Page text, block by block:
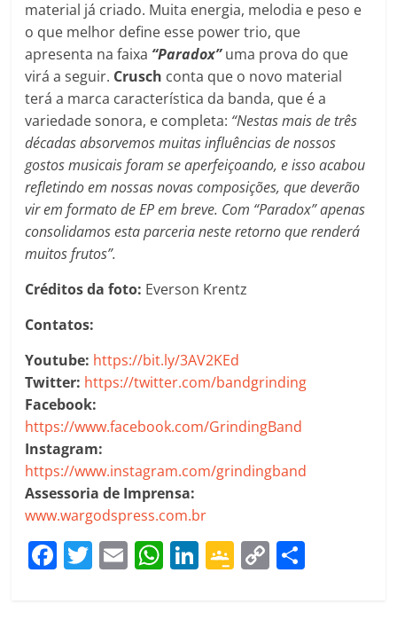
material já criado. Muita energia, melodia e peso e
o que melhor define esse power trio, que
apresenta na faixa “Paradox”uma prova do que
virá a seguir. Crusch conta que o novo material
terá a marca característica da banda, que é a
variedade sonora, e completa: “Nestas mais de três
décadas absorvemos muitas influências de nossos
gostos musicais foram se aperfeiçoando, e isso acabou
refletindo em nossas novas composições, que deverão
vir em formato de EP em breve. Com “Paradox” apenas
consolidamos esta parceria neste retorno que renderá
muitos frutos”.
Créditos da foto: Everson Krentz
Contatos:
Youtube: https://bit.ly/3AV2KEd
Twitter: https://twitter.com/bandgrinding
Facebook:
https://www.facebook.com/GrindingBand
Instagram:
https://www.instagram.com/grindingband
Assessoria de Imprensa:
www.wargodspress.com.br
F T E W Li G C